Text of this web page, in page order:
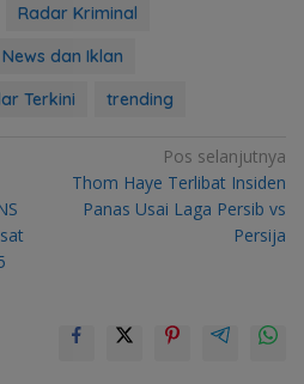
Radar Kriminal
dan Iklan
Terkini trending
Pos selanjutnya
Thom Haye Terlibat Insiden
Panas Usai Laga Persib vs
Persija